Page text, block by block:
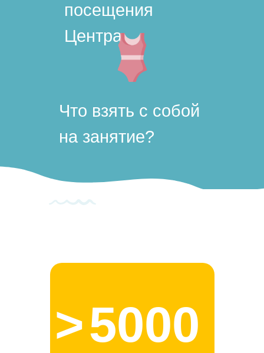
посещения
Центра
Что взять с собой
на занятие?
>5000